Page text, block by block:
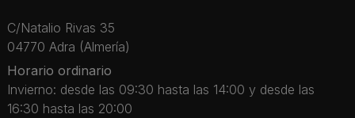
C/Natalio Rivas 35
04770 Adra (Almería)
Horario ordinario
Invierno: desde las 09:30 hasta las 14:00 y desde las
16:30 hasta las 20:00